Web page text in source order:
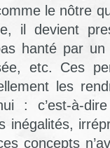
le nôtre
il devient
hanté par un
etc. Ces
les
: c’est-à-
inégalités,
concepts